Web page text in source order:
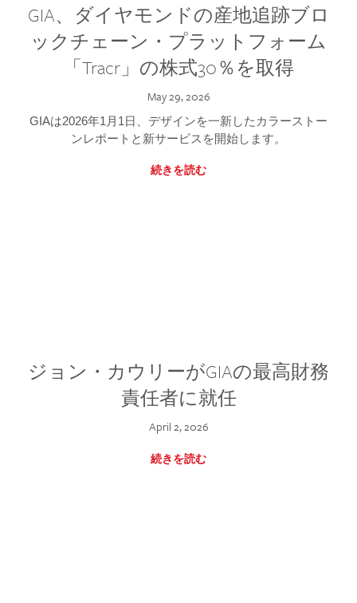
GIA、ダイヤモンドの産地追跡ブロ
ックチェーン・プラットフォーム
「Tracr」の株式30％を取得
May 29, 2026
GIAは2026年1月1日、デザインを一新したカラーストー
ンレポートと新サービスを開始します。
続きを読む
ジョン・カウリーがGIAの最高財務
責任者に就任
April 2, 2026
続きを読む